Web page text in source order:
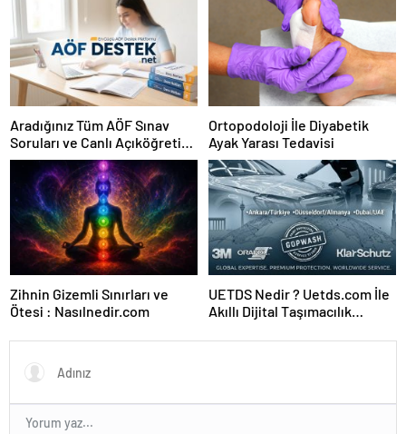
Aradığınız Tüm AÖF Sınav
Soruları ve Canlı Açıköğretim
Forumu Burada
Ortopodoloji İle Diyabetik
Ayak Yarası Tedavisi
Zihnin Gizemli Sınırları ve
Ötesi : Nasılnedir.com
UETDS Nedir ? Uetds.com İle
Akıllı Dijital Taşımacılık